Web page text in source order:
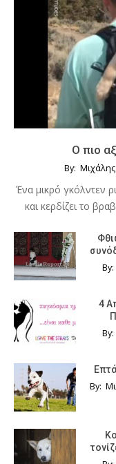
Ο πιο
By:
Ένα μικρό γκόλντεν
και κερδίζει το
By:
4
By:
By: